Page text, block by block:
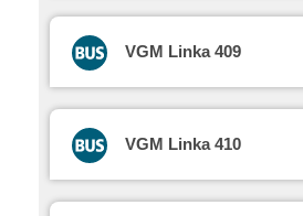
VGM Linka 409
VGM Linka 410